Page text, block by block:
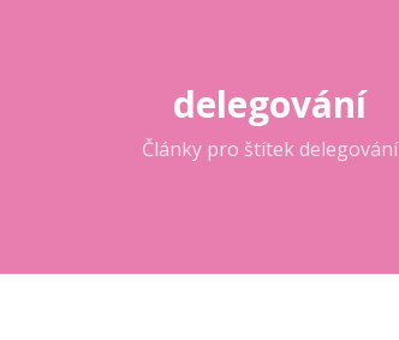
delegování
Články pro štítek delegování